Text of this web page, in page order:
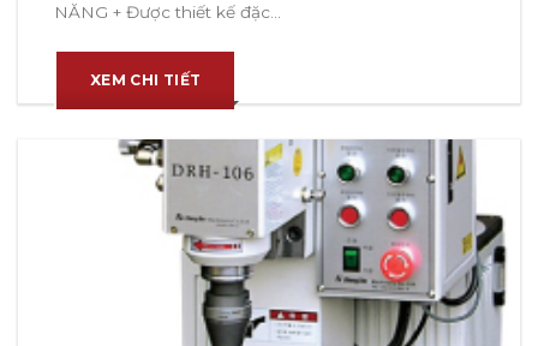
NĂNG + Được thiết kế đặc...
XEM CHI TIẾT